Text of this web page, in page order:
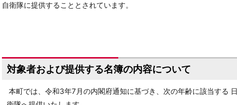
自衛隊に提供することとされています。
対象者および提供する名簿の内容について
本町では、令和3年7月の内閣府通知に基づき、次の年齢に該当する